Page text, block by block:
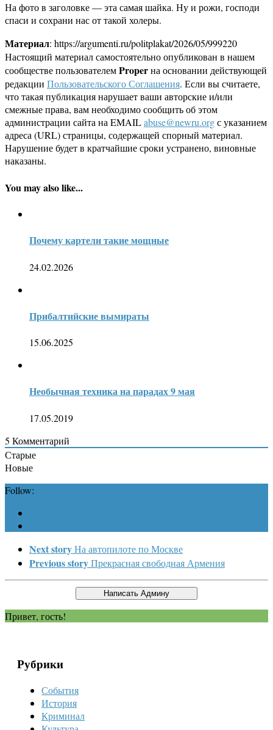
На фото в заголовке — эта самая шайка. Ну и рожи, господи
спаси и сохрани нас от такой холеры.
Материал: https://argumenti.ru/politplakat/2026/05/999220
Настоящий материал самостоятельно опубликован в нашем
сообществе пользователемProperна основании действующей
редакции Пользовательского Соглашения. Если вы считаете,
что такая публикация нарушает ваши авторские и/или
смежные права, вам необходимо сообщить об этом
администрации сайта на EMAILabuse@newru.orgс указанием
адреса (URL) страницы, содержащей спорный материал.
Нарушение будет в кратчайшие сроки устранено, виновные
наказаны.
You may also like...
Почему картели такие мощные
24.02.2026
Прибалтийские вымираты
15.06.2025
Необычная техника на парадах 9 мая
17.05.2019
5 Комментарий
Старые
Новые
Follow:
Next storyНа автопилоте по Москве
Previous storyПрекрасная свободная Армения
Привет, гость!
Рубрики
События
История
Криминал